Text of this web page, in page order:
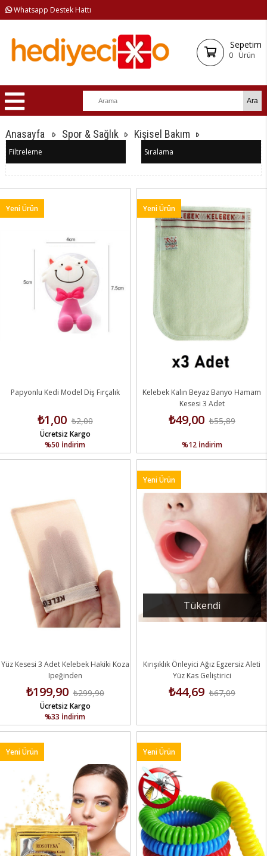
Whatsapp Destek Hattı
Sepetim
0 Ürün
Anasayfa Spor & Sağlık Kişisel Bakım
Filtreleme Sıralama
Papyonlu Kedi Model Diş Fırçalık
₺1,00 ₺2,00
%50 İndirim
Ücretsiz Kargo
Yeni Ürün
Kelebek Kalın Beyaz Banyo Hamam
Kesesi 3 Adet
₺49,00 ₺55,89
%12 İndirim
Yeni Ürün
Yüz Kesesi 3 Adet Kelebek Hakiki Koza
Ipeğinden
₺199,90 ₺299,90
%33 İndirim
Ücretsiz Kargo
Tükendi
Kırışıklık Önleyici Ağız Egzersiz Aleti
Yüz Kas Geliştirici
₺44,69 ₺67,09
Yeni Ürün
Yeni Ürün Yeni Ürün